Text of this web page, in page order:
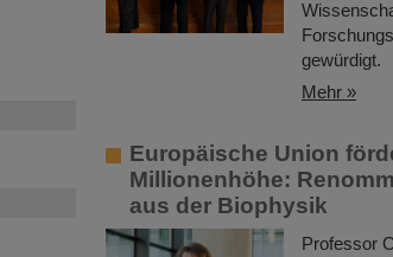
gewürdigt.
Mehr »
Europäische Union
Millionenhöhe:
aus der Biophysik
Professor